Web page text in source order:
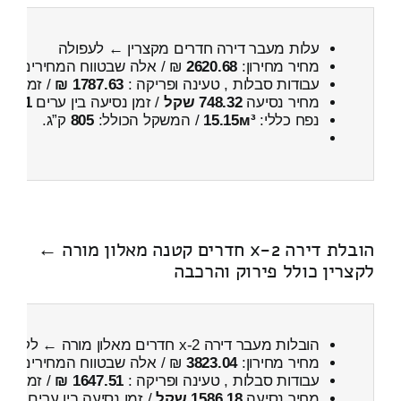
עלות מעבר דירה חדרים מקצרין ← לעפולה
מחיר מחירון: 2620.68 ₪ / אלה שבטווח המחירים
עבודות סבלות , טעינה ופריקה : 1787.63 ₪ / זמן :
מחיר נסיעה748.32 שקל / זמן נסיעה בין ערים1 שעות , 10 דקות
נפח כללי:15.15м³ / המשקל הכולל:805 ק”ג.
הובלת דירה 2-x חדרים קטנה מאלון מורה ←
לקצרין כולל פירוק והרכבה
הובלות מעבר דירה 2-x חדרים מאלון מורה ← לקצרין
מחיר מחירון:3823.04 ₪ / אלה שבטווח המחירים
עבודות סבלות , טעינה ופריקה : 1647.51 ₪ / זמן :